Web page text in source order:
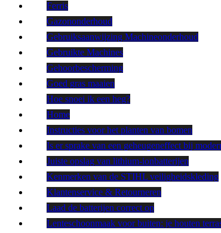
Ferris
Gazononderhoud
Gebruiksaanwijzing Machineonderhoud
Gebruikte Machines
Gehoorbescherming
Goed gras maaien
Hoe snoei ik een heg?
Home
Instructies voor het planten van bomen
Is er sprake van een geheugeneffect bij
Juiste opslag van lithium-ionbatterijen
Kenmerken van de STIHL veiligheidskleding
Klantenservice & Retourneren
Laad de batterijen correct op
Lenteschoonmaak voor buiten: je houten